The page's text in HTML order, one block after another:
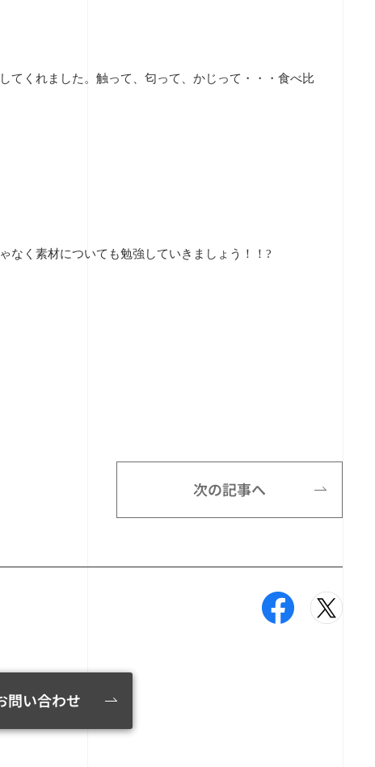
てくれました。触って、匂って、かじって・・・食べ比
なく素材についても勉強していきましょう！！?
次の記事へ
問い合わせ